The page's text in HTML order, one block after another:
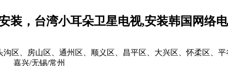
装，台湾小耳朵卫星电视,安装韩国网络
区、房山区、通州区、顺义区、昌平区、大兴区、怀柔区、
嘉兴/无锡/常州